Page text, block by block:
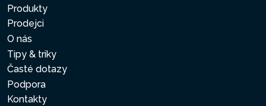
Produkty
Prodejci
O nás
Tipy & triky
Časté dotazy
Podpora
Kontakty